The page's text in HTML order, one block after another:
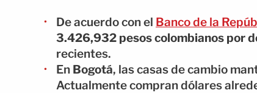
De acuerdo con el Banco de la
3.426,932 pesos colombianos por
recientes.
En Bogotá, las casas de cambio
Actualmente compran dólares